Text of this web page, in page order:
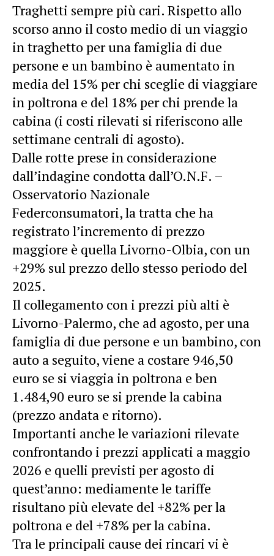
Traghetti sempre più cari. Rispetto allo
scorso anno il costo medio di un viaggio
in traghetto per una famiglia di due
persone e un bambino è aumentato in
media del 15% per chi sceglie di viaggiare
in poltrona e del 18% per chi prende la
cabina (i costi rilevati si riferiscono alle
settimane centrali di agosto).
Dalle rotte prese in considerazione
dall’indagine condotta dall’O.N.F. –
Osservatorio Nazionale
Federconsumatori, la tratta che ha
registrato l’incremento di prezzo
maggiore è quella Livorno-Olbia, con un
+29% sul prezzo dello stesso periodo del
2025.
Il collegamento con i prezzi più alti è
Livorno-Palermo, che ad agosto, per una
famiglia di due persone e un bambino, con
auto a seguito, viene a costare 946,50
euro se si viaggia in poltrona e ben
1.484,90 euro se si prende la cabina
(prezzo andata e ritorno).
Importanti anche le variazioni rilevate
confrontando i prezzi applicati a maggio
2026 e quelli previsti per agosto di
quest’anno: mediamente le tariffe
risultano più elevate del +82% per la
poltrona e del +78% per la cabina.
Tra le principali cause dei rincari vi è